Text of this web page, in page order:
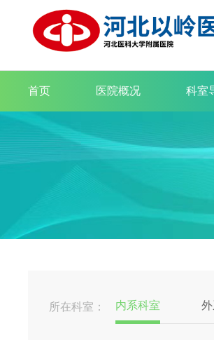
首页 医院概况 科室
所在科室： 内系科室